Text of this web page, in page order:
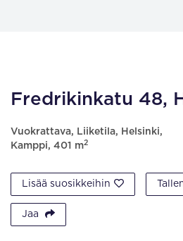
Fredrikinkatu 48,
Vuokrattava, Liiketila, Helsinki,
Kamppi, 401 m2
Lisää suosikkeihin
Jaa